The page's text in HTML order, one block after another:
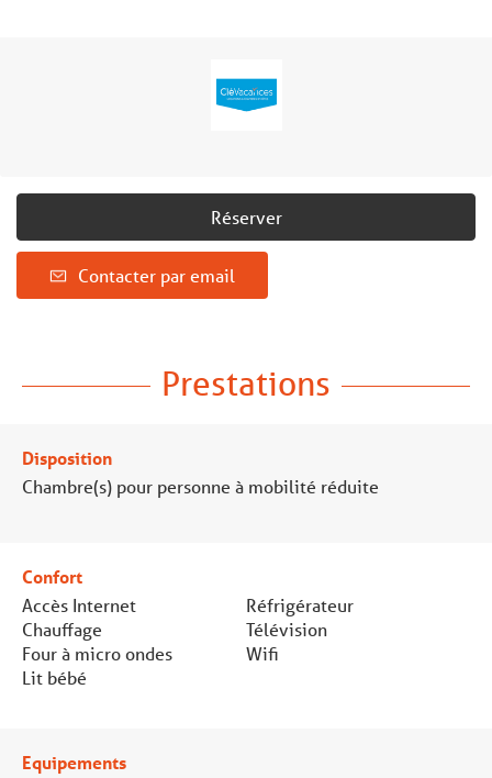
Réserver
Contacter par email
Prestations
Disposition
Chambre(s) pour personne à mobilité réduite
Confort
Accès Internet
Chauffage
Four à micro ondes
Lit bébé
Réfrigérateur
Télévision
Wifi
Equipements